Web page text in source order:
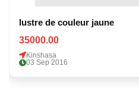
lustre de couleur jaune
35000.00
Kinshasa
03 Sep 2016